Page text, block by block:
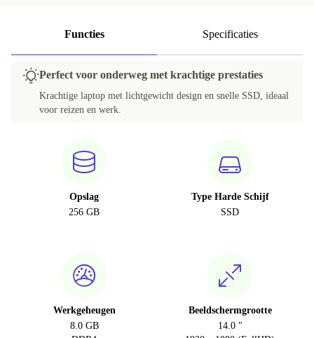
Functies Specificaties
Perfect voor onderweg met krachtige prestaties
Krachtige laptop met lichtgewicht design en snelle SSD, ideaal
voor reizen en werk.
Opslag
256 GB
Type Harde Schijf
SSD
Werkgeheugen
8.0 GB
Beeldschermgrootte
14.0 "